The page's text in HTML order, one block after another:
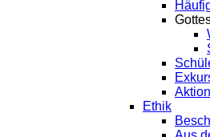
Ethik